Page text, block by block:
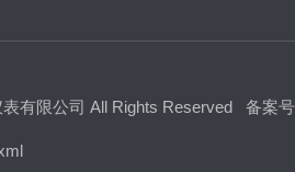
有限公司 All Rights Reserved 备案